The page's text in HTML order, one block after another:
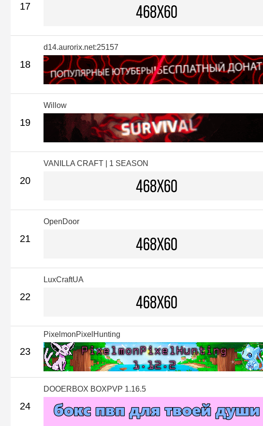
17
18
d14.aurorix.net:25157
19
Willow
20
VANILLA CRAFT | 1 SEASON
21
OpenDoor
22
LuxCraftUA
23
PixelmonPixelHunting
24
DOOERBOX BOXPVP 1.16.5